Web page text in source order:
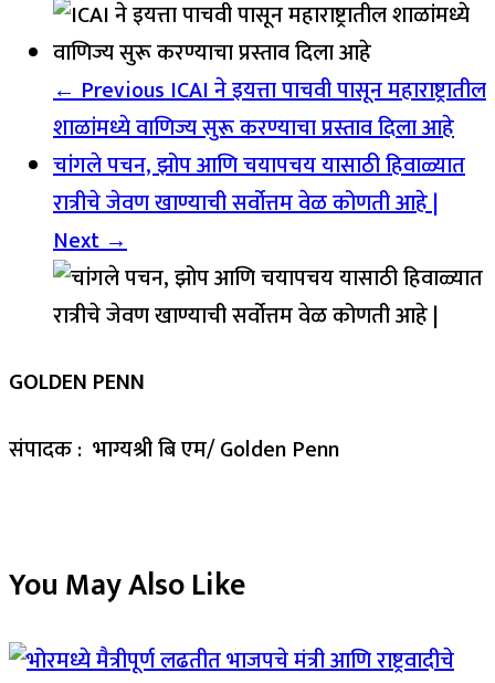
← PreviousICAI ने इयत्ता पाचवी पासून महाराष्ट्रातील
शाळांमध्ये वाणिज्य सुरू करण्याचा प्रस्ताव दिला आहे
चांगले पचन, झोप आणि चयापचय यासाठी हिवाळ्यात
रात्रीचे जेवण खाण्याची सर्वोत्तम वेळ कोणती आहे |
Next →
GOLDEN PENN
संपादक : भाग्यश्री बि एम/ Golden Penn
You May Also Like